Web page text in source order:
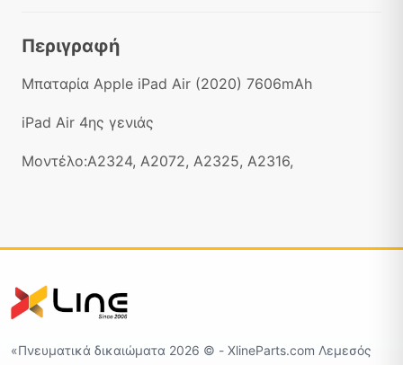
Περιγραφή
Μπαταρία Apple iPad Air (2020) 7606mAh
iPad Air 4ης γενιάς
Μοντέλο:A2324, A2072, A2325, A2316,
«Πνευματικά δικαιώματα 2026 ©️ - XlineParts.com Λεμεσός